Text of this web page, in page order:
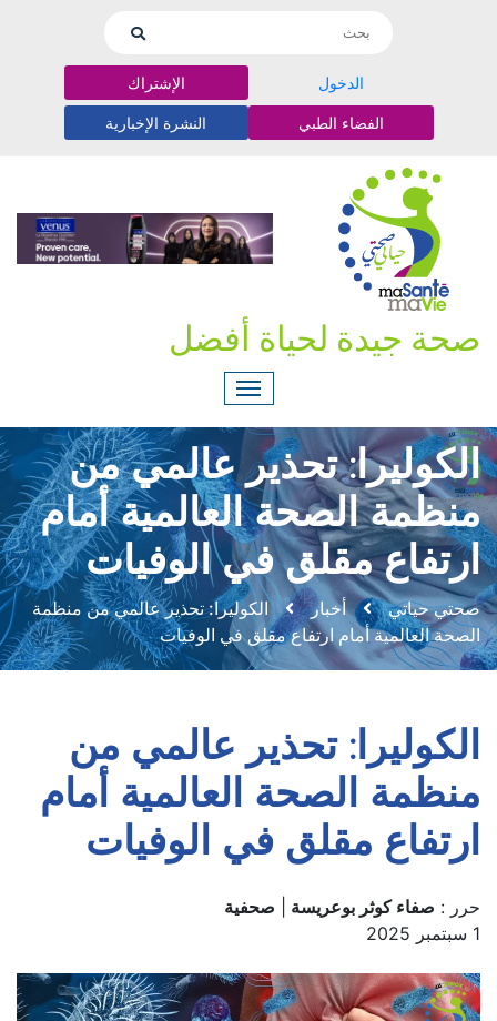
الدخول الإشتراك
الفضاء الطبي النشرة الإخبارية
صحة جيدة لحياة أفضل
الكوليرا: تحذير عالمي من
منظمة الصحة العالمية أمام
ارتفاع مقلق في الوفيات
صحتي حياتي أخبار
الكوليرا: تحذير عالمي من منظمة
الصحة العالمية أمام ارتفاع مقلق في الوفيات
الكوليرا: تحذير عالمي من
منظمة الصحة العالمية أمام
ارتفاع مقلق في الوفيات
حرر : صفاء كوثر بوعريسة
صحفية
1 سبتمبر 2025